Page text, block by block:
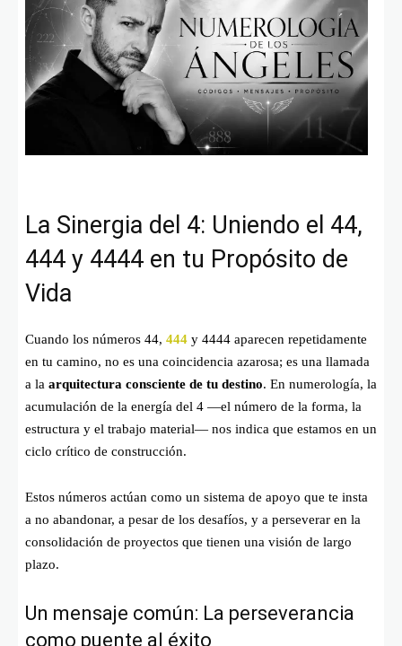
La Sinergia del 4: Uniendo el 44,
444 y 4444 en tu Propósito de
Vida
Cuando los números 44, 444 y 4444 aparecen repetidamente
en tu camino, no es una coincidencia azarosa; es una llamada
a la arquitectura consciente de tu destino. En numerología, la
acumulación de la energía del 4 —el número de la forma, la
estructura y el trabajo material— nos indica que estamos en un
ciclo crítico de construcción.
Estos números actúan como un sistema de apoyo que te insta
a no abandonar, a pesar de los desafíos, y a perseverar en la
consolidación de proyectos que tienen una visión de largo
plazo.
Un mensaje común: La perseverancia
como puente al éxito